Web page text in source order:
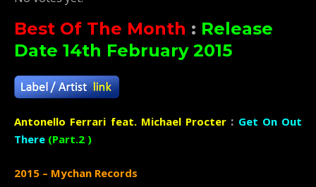
Best Of The Month : Release
Date 14th February 2015
Antonello Ferrari feat. Michael Procter : Get On Out
There (Part.2 )
2015 – Mychan Records